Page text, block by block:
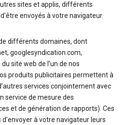
sites et applis, différents
envoyés à votre navigateur.
différents domaines, dont
googlesyndication.com,
site web de l’un de nos
produits publicitaires permettent à
services conjointement avec
service de mesure des
et de génération de rapports). Ces
à votre navigateur leurs